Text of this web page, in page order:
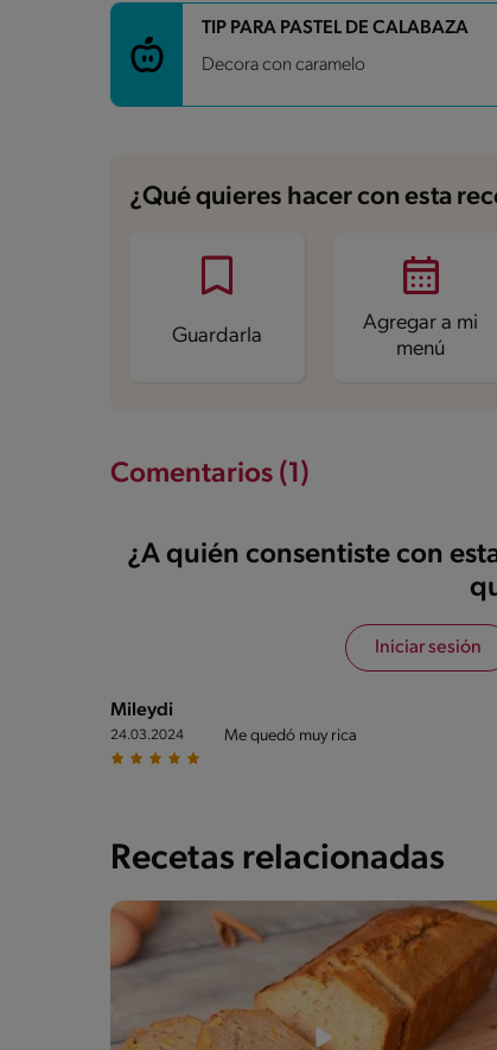
Carbohidratos 17.7 g
Grasas 12 g
Azúcares
7.2 g
TIP PARA PASTEL DE CALABAZA
Decora con caramelo
¿Qué quieres hacer con esta
Guardarla
Agregar a mi
menú
Comentarios (1)
¿A quién consentiste con
Iniciar sesión
Mileydi
24.03.2024 Me quedó muy rica
Recetas relacionadas